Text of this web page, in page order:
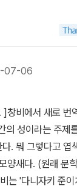
론테 《제인 에
존 메이나드 / 이월지
『제인 에어』의 결말
/ 오세아 5. 에밀리 브론
《폭풍의 언덕
대 작가 엘리자베
그에 비하면 최신
는 2015년 뉴욕타
작가는 누구인가’
를 밀어냈다”고
하고 심오해 보편
읽으니 그의 감상
됐어야 마땅했다.
로서 뿐만 아니라
신은 영국… 인간
학상 수상 이후
되어서, 한 작품
07-06
에서 새로 번역
의 성이라는 주제
. 뭐 그렇다고 엽
양새다. (원래 문
는 '다니자키 준